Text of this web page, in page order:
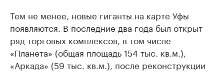
Тем не менее, новые гиганты на карте Уфы
появляются. В последние два года был открыт
ряд торговых комплексов, в том числе
«Планета» (общая площадь 154 тыс. кв.м.),
«Аркада» (59 тыс. кв.м.), после реконструкции